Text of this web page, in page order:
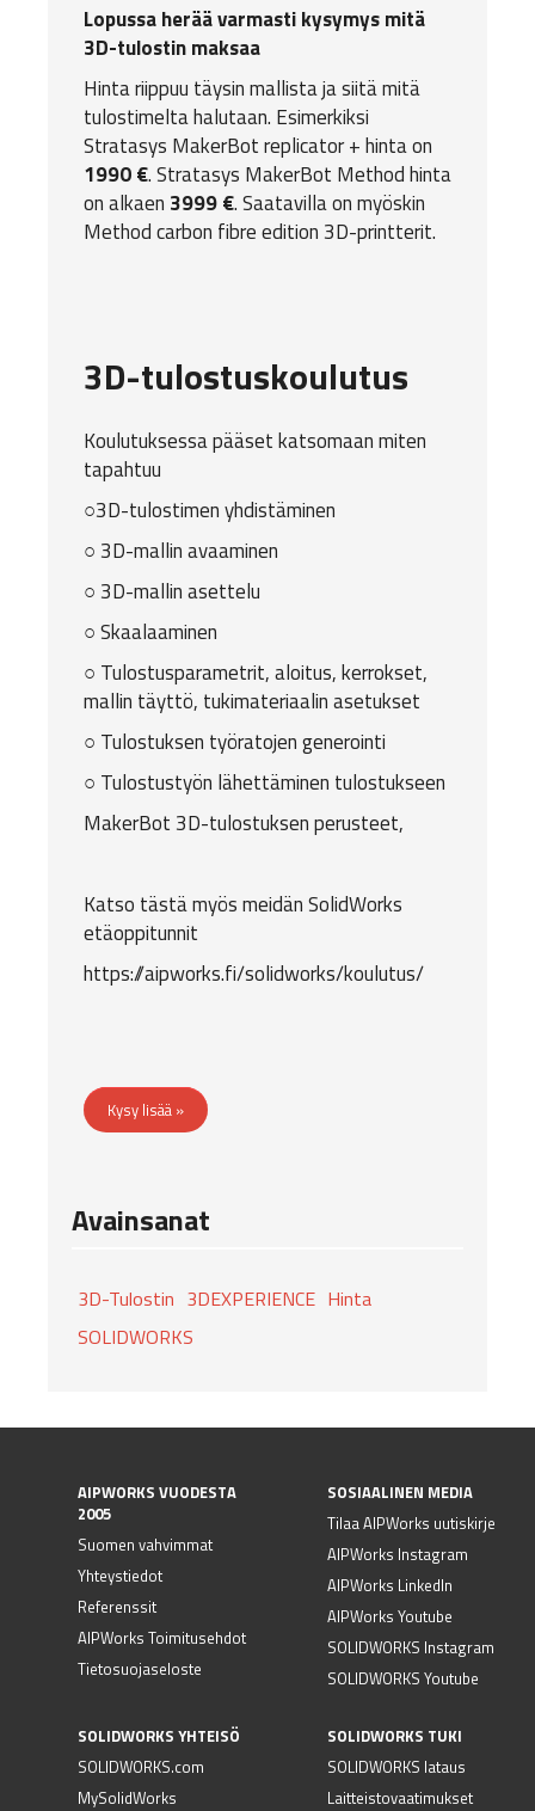
Lopussa herää varmasti kysymys mitä
3D-tulostin maksaa
Hinta riippuu täysin mallista ja siitä mitä
tulostimelta halutaan. Esimerkiksi
Stratasys MakerBot replicator + hinta on
1990 €. Stratasys MakerBot Method hinta
on alkaen 3999 €. Saatavilla on myöskin
Method carbon fibre edition 3D-printterit.
3D-tulostuskoulutus
Koulutuksessa pääset katsomaan miten
tapahtuu
○3D-tulostimen yhdistäminen
○ 3D-mallin avaaminen
○ 3D-mallin asettelu
○ Skaalaaminen
○ Tulostusparametrit, aloitus, kerrokset,
mallin täyttö, tukimateriaalin asetukset
○ Tulostuksen työratojen generointi
○ Tulostustyön lähettäminen tulostukseen
MakerBot 3D-tulostuksen perusteet,
Katso tästä myös meidän SolidWorks
etäoppitunnit
https://aipworks.fi/solidworks/koulutus/
Kysy lisää »
Avainsanat
3D-Tulostin 3DEXPERIENCE Hinta
SOLIDWORKS
AIPWORKS VUODESTA
2005
Suomen vahvimmat
Yhteystiedot
Referenssit
AIPWorks Toimitusehdot
Tietosuojaseloste
SOSIAALINEN MEDIA
Tilaa AIPWorks uutiskirje
AIPWorks Instagram
AIPWorks LinkedIn
AIPWorks Youtube
SOLIDWORKS Instagram
SOLIDWORKS Youtube
SOLIDWORKS YHTEISÖ
SOLIDWORKS.com
MySolidWorks
SOLIDWORKS TUKI
SOLIDWORKS lataus
Laitteistovaatimukset